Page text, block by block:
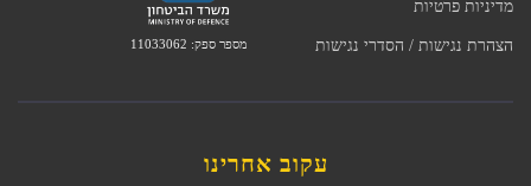
מדיניות פרטיות
הצהרת נגישות / הסדרי נגישות מספר ספק: 11033062
עקוב אחרינו